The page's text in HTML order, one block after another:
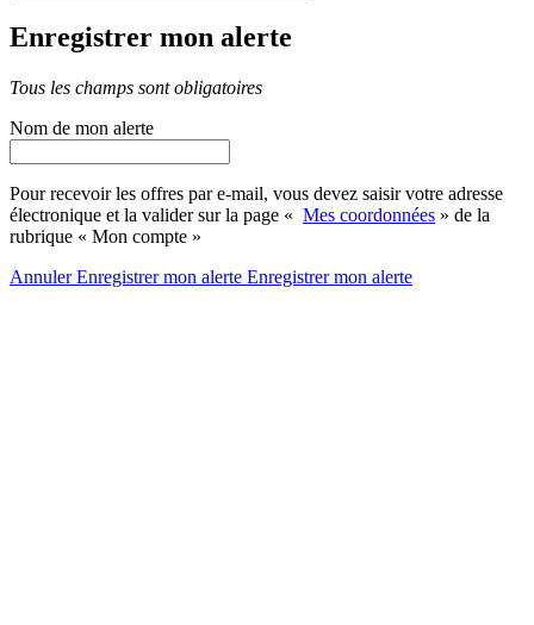
Enregistrer mon alerte
Tous les champs sont obligatoires
Nom de mon alerte
Pour recevoir les offres par e-mail, vous devez saisir votre adresse
électronique et la valider sur la page « Mes coordonnées » de la
rubrique « Mon compte »
AnnulerEnregistrer mon alerte Enregistrermon alerte